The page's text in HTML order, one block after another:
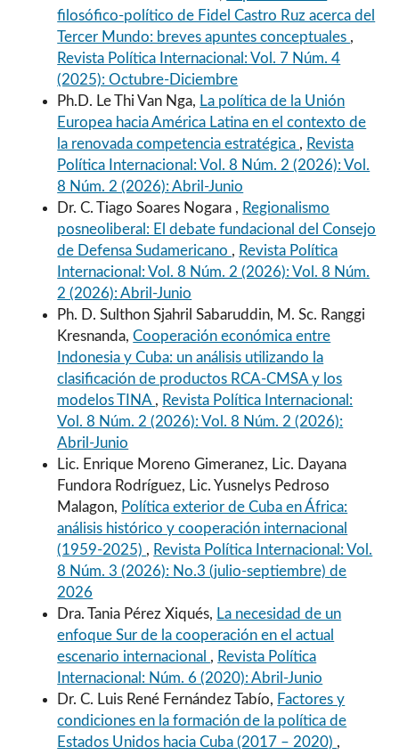
filosófico-político de Fidel Castro Ruz acerca del
Tercer Mundo: breves apuntes conceptuales ,
Revista Política Internacional: Vol. 7 Núm. 4
(2025): Octubre-Diciembre
Ph.D. Le Thi Van Nga, La política de la Unión
Europea hacia América Latina en el contexto de
la renovada competencia estratégica , Revista
Política Internacional: Vol. 8 Núm. 2 (2026): Vol.
8 Núm. 2 (2026): Abril-Junio
Dr. C. Tiago Soares Nogara , Regionalismo
posneoliberal: El debate fundacional del Consejo
de Defensa Sudamericano , Revista Política
Internacional: Vol. 8 Núm. 2 (2026): Vol. 8 Núm.
2 (2026): Abril-Junio
Ph. D. Sulthon Sjahril Sabaruddin, M. Sc. Ranggi
Kresnanda,Cooperación económica entre
Indonesia y Cuba: un análisis utilizando la
clasificación de productos RCA-CMSA y los
modelos TINA , Revista Política Internacional:
Vol. 8 Núm. 2 (2026): Vol. 8 Núm. 2 (2026):
Abril-Junio
Lic. Enrique Moreno Gimeranez, Lic. Dayana
Fundora Rodríguez, Lic. Yusnelys Pedroso
Malagon, Política exterior de Cuba en África:
análisis histórico y cooperación internacional
(1959-2025) , Revista Política Internacional: Vol.
8 Núm. 3 (2026): No.3 (julio-septiembre) de
2026
Dra. Tania Pérez Xiqués, La necesidad de un
enfoque Sur de la cooperación en el actual
escenario internacional , Revista Política
Internacional: Núm. 6 (2020): Abril-Junio
Dr. C. Luis René Fernández Tabío, Factores y
condiciones en la formación de la política de
Estados Unidos hacia Cuba (2017 – 2020) ,